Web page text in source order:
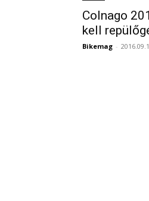
Colnago
kell
Bikemag -